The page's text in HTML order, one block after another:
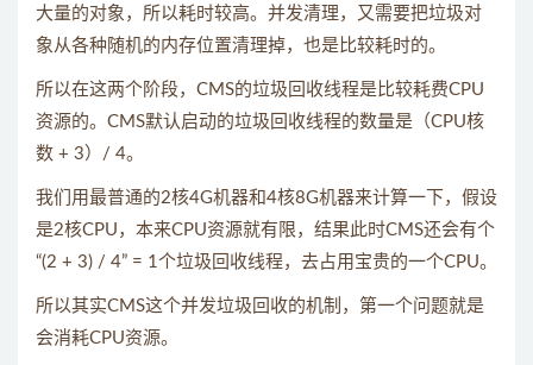
大量的对象，所以耗时较高。并发清理，又需要把垃圾对
象从各种随机的内存位置清理掉，也是比较耗时的。
所以在这两个阶段，CMS的垃圾回收线程是比较耗费CPU
资源的。CMS默认启动的垃圾回收线程的数量是（CPU核
数 + 3）/ 4。
我们用最普通的2核4G机器和4核8G机器来计算一下，假设
是2核CPU，本来CPU资源就有限，结果此时CMS还会有个
“(2 + 3) / 4” = 1个垃圾回收线程，去占用宝贵的一个CPU。
所以其实CMS这个并发垃圾回收的机制，第一个问题就是
会消耗CPU资源。